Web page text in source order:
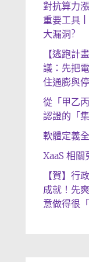
對抗算力
重要工具
大漏洞?
【逃跑計
議：先把
住通膨與停
從「甲乙
認證的「
軟體定義
XaaS 相關
【賀】行
成就！先
意做得很